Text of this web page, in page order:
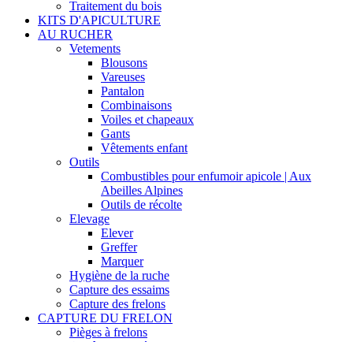
Traitement du bois
KITS D'APICULTURE
AU RUCHER
Vetements
Blousons
Vareuses
Pantalon
Combinaisons
Voiles et chapeaux
Gants
Vêtements enfant
Outils
Combustibles pour enfumoir apicole | Aux
Abeilles Alpines
Outils de récolte
Elevage
Elever
Greffer
Marquer
Hygiène de la ruche
Capture des essaims
Capture des frelons
CAPTURE DU FRELON
Pièges à frelons